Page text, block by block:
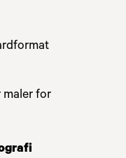
maler for